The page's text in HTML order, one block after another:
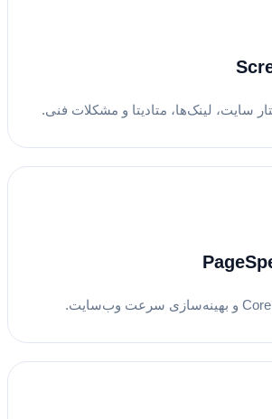
سایت، لینک‌ها، متادیتا و مشکلات فنی.